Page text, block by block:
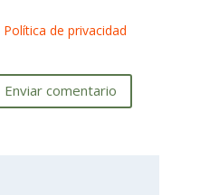
Política de privacidad
Enviar comentario